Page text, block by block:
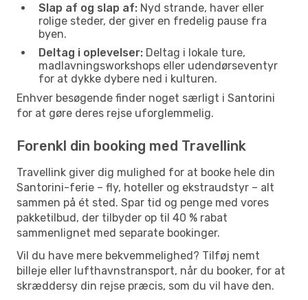
Slap af og slap af: Nyd strande, haver eller
rolige steder, der giver en fredelig pause fra
byen.
Deltag i oplevelser: Deltag i lokale ture,
madlavningsworkshops eller udendørseventyr
for at dykke dybere ned i kulturen.
Enhver besøgende finder noget særligt i Santorini
for at gøre deres rejse uforglemmelig.
Forenkl din booking med Travellink
Travellink giver dig mulighed for at booke hele din
Santorini-ferie – fly, hoteller og ekstraudstyr – alt
sammen på ét sted. Spar tid og penge med vores
pakketilbud, der tilbyder op til 40 % rabat
sammenlignet med separate bookinger.
Vil du have mere bekvemmelighed? Tilføj nemt
billeje eller lufthavnstransport, når du booker, for at
skræddersy din rejse præcis, som du vil have den.